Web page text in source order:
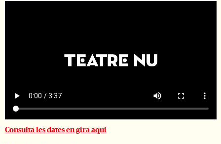
Consulta les dates en gira aquí